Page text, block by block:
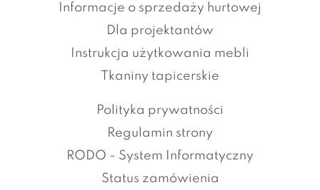
Informacje o sprzedaży hurtowej
Dla projektantów
Instrukcja użytkowania mebli
Tkaniny tapicerskie
Polityka prywatności
Regulamin strony
RODO - System Informatyczny
Status zamówienia